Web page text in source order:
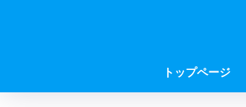
トップページ